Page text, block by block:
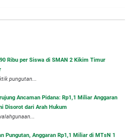
Ribu per Siswa di SMAN 2 Kikim Timur
pungutan...
Ancaman Pidana: Rp1,1 Miliar Anggaran
Disorot dari Arah Hukum
Pungutan, Anggaran Rp1,1 Miliar di MTsN 1